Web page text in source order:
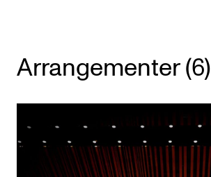
Finn ansatte
Arrangementer (6)